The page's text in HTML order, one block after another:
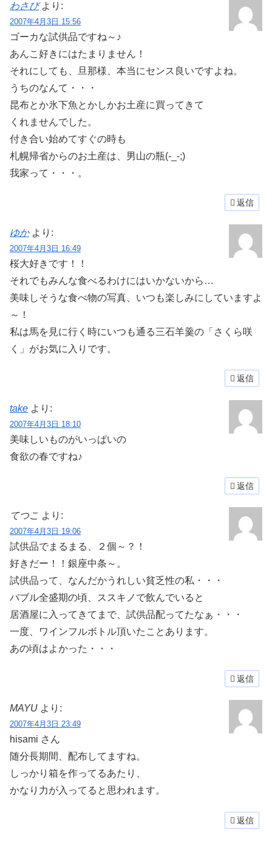
わさび より:
2007年4月3日 15:56
ゴーカな試供品ですね～♪
あんこ好きにはたまりません！
それにしても、旦那様、本当にセンス良いですよね。
うちのなんて・・・
昆布とか氷下魚とかしかお土産に買ってきて
くれませんでした。
付き合い始めてすぐの時も
札幌帰省からのお土産は、男山の瓶(-_-;)
我家って・・・。
返信
ゆか より:
2007年4月3日 16:49
桜大好きです！！
それでもみんな食べるわけにはいかないから…
美味しそうな食べ物の写真、いつも楽しみにしていますよ
～！
私は馬を見に行く時にいつも通る三石羊羹の「さくら咲
く」がお気に入りです。
返信
take より:
2007年4月3日 18:10
美味しいものがいっぱいの
食欲の春ですね♪
返信
てつこ より:
2007年4月3日 19:06
試供品でまるまる、２個～？！
好きだー！！銀座中条～。
試供品って、なんだかうれしい貧乏性の私・・・
バブル全盛期の頃、ススキノで飲んでいると
居酒屋に入ってきてまで、試供品配ってたなぁ・・・
一度、ワインフルボトル頂いたことあります。
あの頃はよかった・・・
返信
MAYU より:
2007年4月3日 23:49
hisami さん
随分長期間、配布してますね。
しっかり箱を作ってるあたり、
かなり力が入ってると思われます。
返信